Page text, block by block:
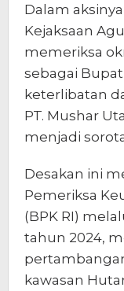
Dalam
Kejaksaan
memeriksa
sebagai
keterlibatan
PT. Mushar
menjadi
Desakan ini
Pemeriksa
(BPK RI)
tahun 2024,
kawasan